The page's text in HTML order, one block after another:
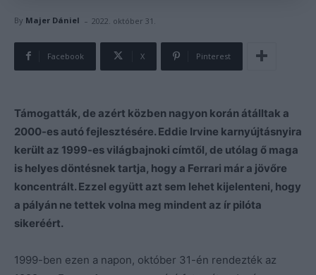
By Majer Dániel - 2022. október 31.
Facebook X Pinterest
Támogatták, de azért közben nagyon korán átálltak a
2000-es autó fejlesztésére. Eddie Irvine karnyújtásnyira
került az 1999-es világbajnoki címtől, de utólag ő maga
is helyes döntésnek tartja, hogy a Ferrari már a jövőre
koncentrált. Ezzel együtt azt sem lehet kijelenteni, hogy
a pályán ne tettek volna meg mindent az ír pilóta
sikeréért.
1999-ben ezen a napon, október 31-én rendezték az